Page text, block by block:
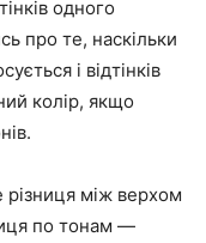
одного
про те, наскільки
і відтінків
колір, якщо
між верхом
по тонам —